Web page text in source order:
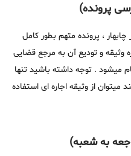
چابهار ، پرونده متهم بطور کامل
وثیقه و تودیع آن به مرجع قضایی
میشود . توجه داشته باشید تنها
میتوان از وثیقه اجاره ای استفاده